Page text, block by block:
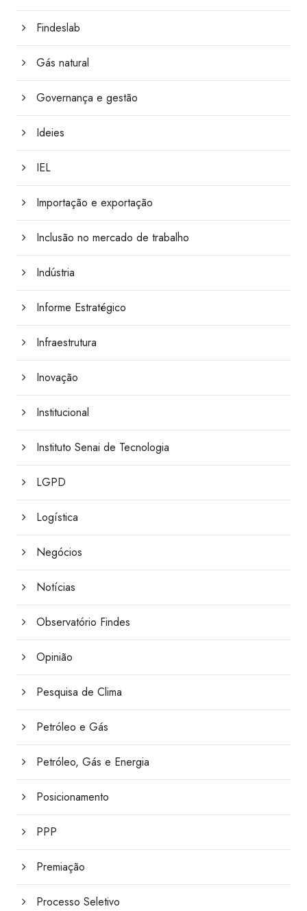
Findeslab
Gás natural
Governança e gestão
Ideies
IEL
Importação e exportação
Inclusão no mercado de trabalho
Indústria
Informe Estratégico
Infraestrutura
Inovação
Institucional
Instituto Senai de Tecnologia
LGPD
Logística
Negócios
Notícias
Observatório Findes
Opinião
Pesquisa de Clima
Petróleo e Gás
Petróleo, Gás e Energia
Posicionamento
PPP
Premiação
Processo Seletivo